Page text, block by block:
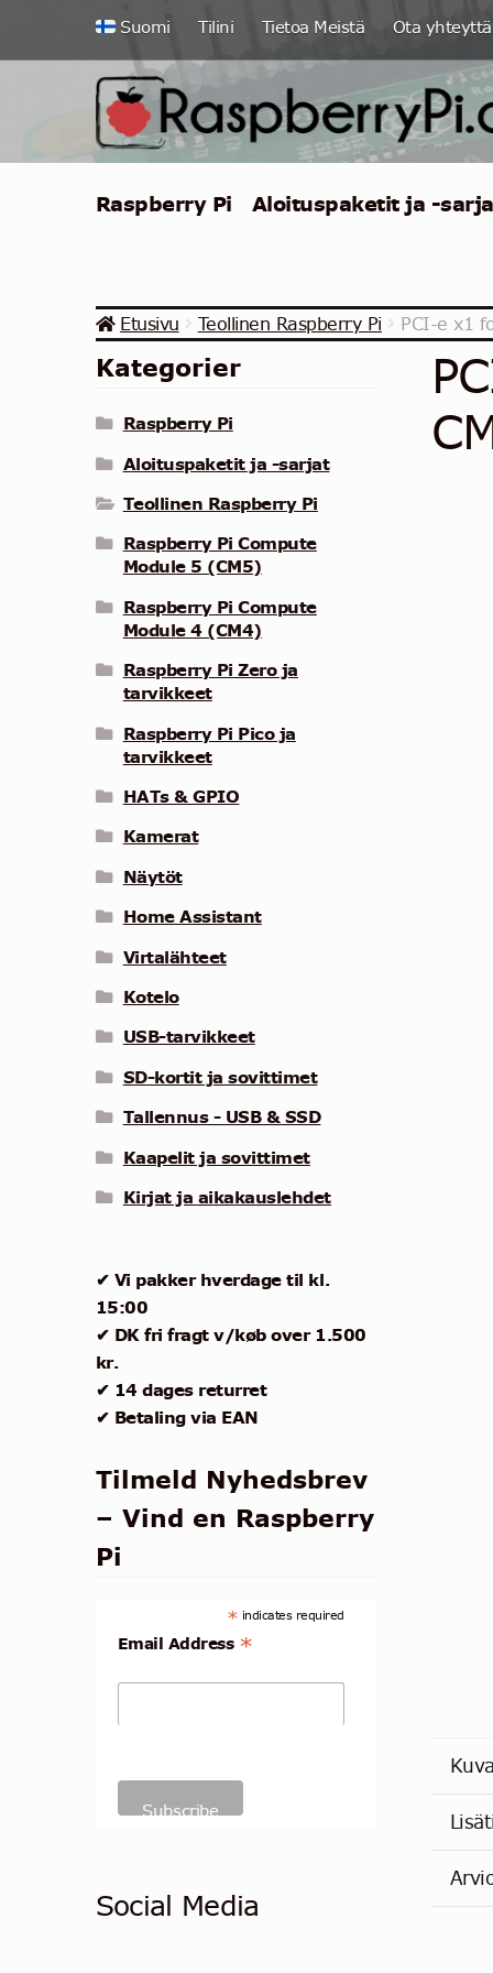
Siirry
SiirrySuomi Tilini Tietoa Meistä Ota yhteyttä
Raspberry Pi Aloituspaketit ja -
Etusivu Teollinen Raspberry Pi PCI-e x1
Kategorier
Raspberry Pi
Aloituspaketit ja -sarjat
Teollinen Raspberry Pi
Raspberry Pi Compute
Module 5 (CM5)
Raspberry Pi Compute
Module 4 (CM4)
Raspberry Pi Zero ja
tarvikkeet
Raspberry Pi Pico ja
tarvikkeet
HATs & GPIO
Kamerat
Näytöt
Home Assistant
Virtalähteet
Kotelo
USB-tarvikkeet
SD-kortit ja sovittimet
Tallennus - USB & SSD
Kaapelit ja sovittimet
Kirjat ja aikakauslehdet
✔ Vi pakker hverdage til kl.
15:00
✔ DK fri fragt v/køb over 1.500
kr.
✔ 14 dages returret
✔ Betaling via EAN
Tilmeld Nyhedsbrev
– Vind en Raspberry
Pi
* indicates required
Email Address *
Social Media